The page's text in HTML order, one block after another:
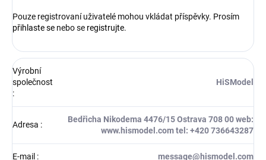
Pouze registrovaní uživatelé mohou vkládat příspěvky. Prosím
přihlaste se nebo se registrujte.
Výrobní
společnost
:
HiSModel
Adresa :
Bedřicha Nikodema 4476/15 Ostrava 708 00 web:
www.hismodel.com tel: +420 736643287
E-mail : message@hismodel.com